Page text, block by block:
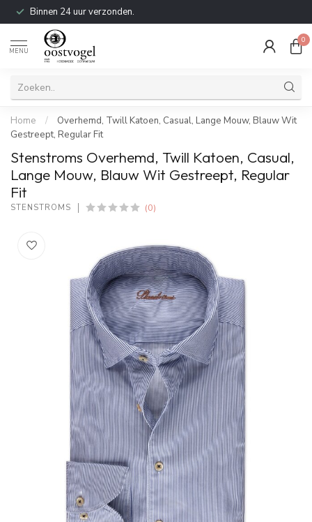
Binnen 24 uur verzonden.
MENU
0
Home /
Overhemd, Twill Katoen, Casual, Lange Mouw, Blauw Wit
Gestreept, Regular Fit
Stenstroms Overhemd, Twill Katoen, Casual,
Lange Mouw, Blauw Wit Gestreept, Regular
Fit
STENSTROMS (0)